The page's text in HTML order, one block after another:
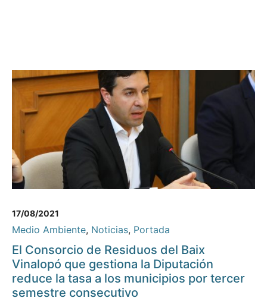
17/08/2021
Medio Ambiente, Noticias, Portada
El Consorcio de Residuos del Baix
Vinalopó que gestiona la Diputación
reduce la tasa a los municipios por tercer
semestre consecutivo